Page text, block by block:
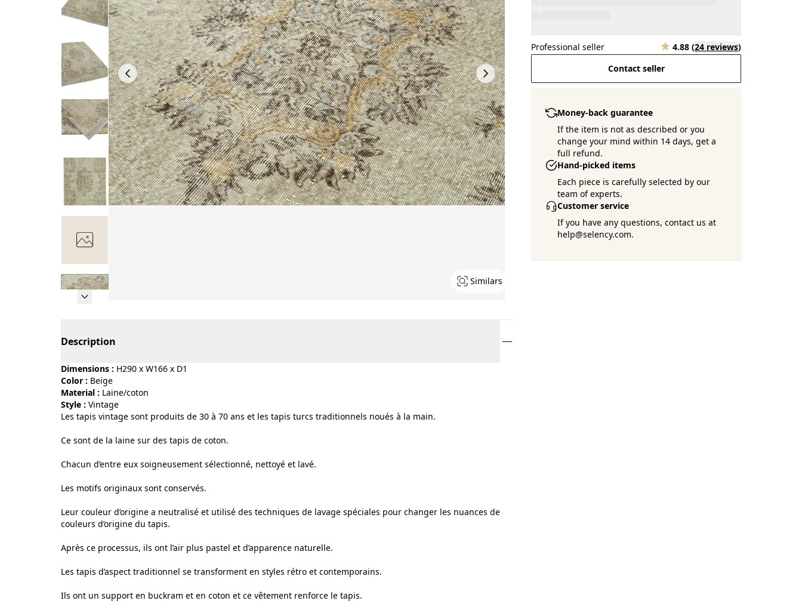
Similars
Professional seller 4.88 (24 reviews)
Contact seller
Money-back guarantee
If the item is not as described or you
change your mind within 14 days, get a
full refund.
Hand-picked items
Each piece is carefully selected by our
team of experts.
Customer service
If you have any questions, contact us at
help@selency.com.
Description
Dimensions : H290 x W166 x D1
Color :
beige
Material :
laine/coton
Style :
vintage
Les tapis vintage sont produits de 30 à 70 ans et les tapis turcs traditionnels noués à la main.
Ce sont de la laine sur des tapis de coton.
Chacun d’entre eux soigneusement sélectionné, nettoyé et lavé.
Les motifs originaux sont conservés.
Leur couleur d’origine a neutralisé et utilisé des techniques de lavage spéciales pour changer les nuances de
couleurs d’origine du tapis.
Après ce processus, ils ont l’air plus pastel et d’apparence naturelle.
Les tapis d’aspect traditionnel se transforment en styles rétro et contemporains.
Ils ont un support en buckram et en coton et ce vêtement renforce le tapis.